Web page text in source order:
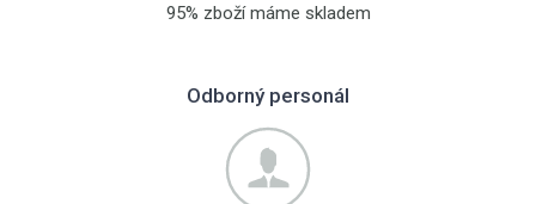
95% zboží máme skladem
Odborný personál